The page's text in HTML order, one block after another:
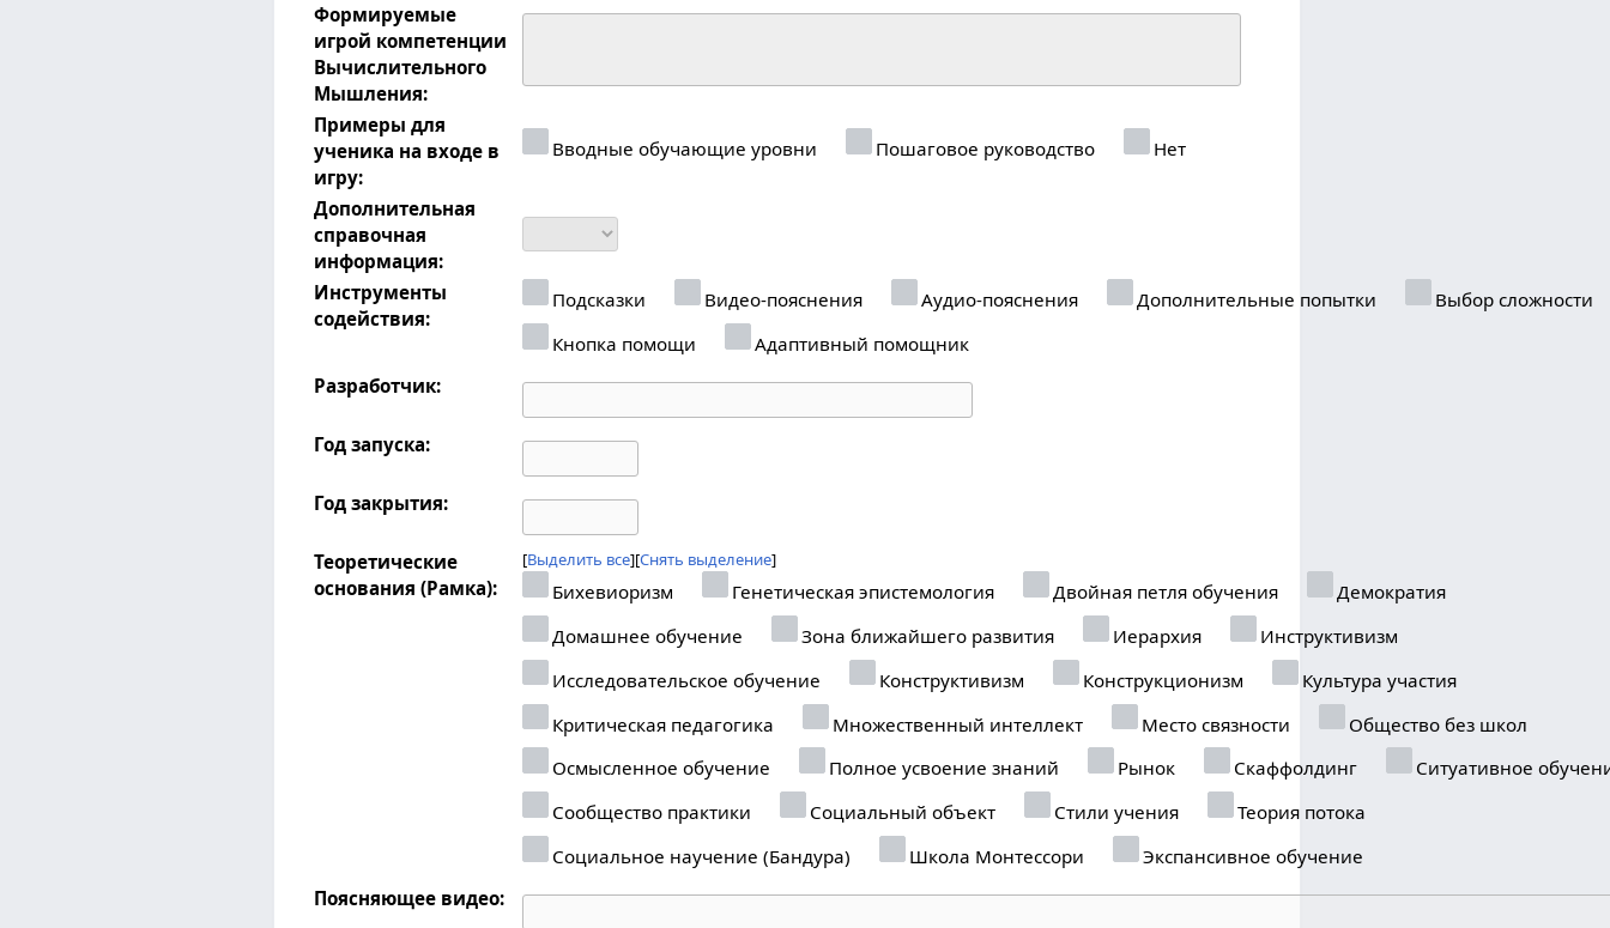
Формируемые
игрой компетенции
Вычислительного
Мышления:
Примеры для
ученика на входе в
игру:
Вводные обучающие уровни Пошаговое руководство Нет
Дополнительная
справочная
информация:
Инструменты
содействия:
Подсказки Видео-пояснения Аудио-пояснения Дополнительные попытки
Выбор сложности
Кнопка помощи
Адаптивный помощник
Разработчик:
Год запуска:
Год закрытия:
Теоретические
основания (Рамка):
Выделить все Снять выделение
Бихевиоризм Генетическая эпистемология Двойная петля обучения
Демократия
Домашнее обучение
Зона ближайшего развития Иерархия
Инструктивизм
Исследовательское обучение
Конструктивизм Конструкционизм
Культура участия
Критическая педагогика
Множественный интеллект Место связности
Общество без школ
Осмысленное обучение
Полное усвоение знаний Рынок Скаффолдинг
Ситуативное
Сообщество практики
Социальный объект Стили учения
Теория потока
Социальное научение (Бандура)
Школа Монтессори
Экспансивное обучение
Поясняющее видео: